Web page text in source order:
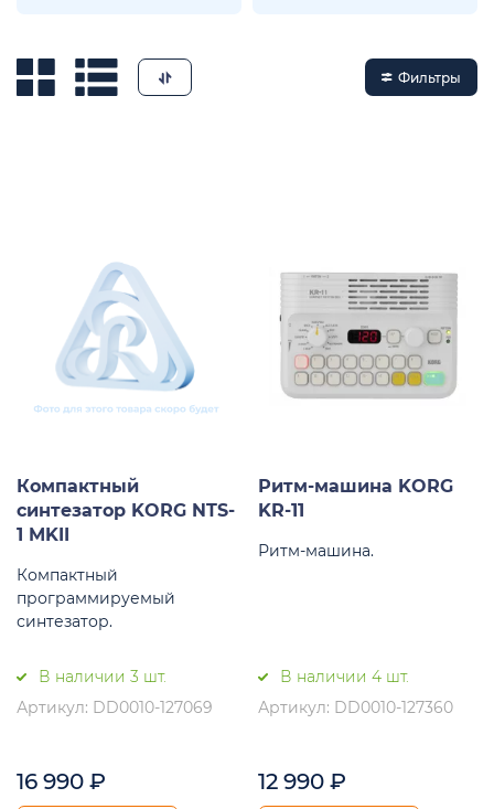
Фильтры
Компактный
синтезатор KORG NTS-
1 MKII
Компактный
программируемый
синтезатор.
В наличии 3 шт.
Артикул: DD0010-127069
16 990 ₽
Ритм-машина KORG
KR-11
Ритм-машина.
В наличии 4 шт.
Артикул: DD0010-127360
12 990 ₽